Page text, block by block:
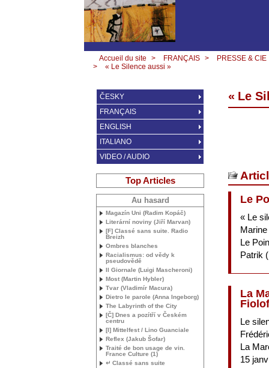
Accueil du site > FRANÇAIS >
PRESSE & CIE
>
« Le Silence aussi »
« Le
Le
« Le
Le
Patrik
La
Le
La
15
ČESKY
FRANÇAIS
ENGLISH
ITALIANO
VIDEO / AUDIO
Top Articles
Au hasard
Magazín Uni (Radim Kopáč)
Literární noviny (Jiří Marvan)
[F] Classé sans suite. Radio
Breizh
Ombres blanches
Racialismus: od vědy k
pseudovědě
Il Giornale (Luigi Mascheroni)
Most (Martin Hybler)
Tvar (Vladimír Macura)
Dietro le parole (Anna Ingeborg)
The Labyrinth of the City
[Č] Dnes a pozítří v Českém
centru
[I] Mittelfest / Lino Guanciale
Reflex (Jakub Šofar)
Traité de bon usage de vin.
France Culture (1)
↵ Classé sans suite